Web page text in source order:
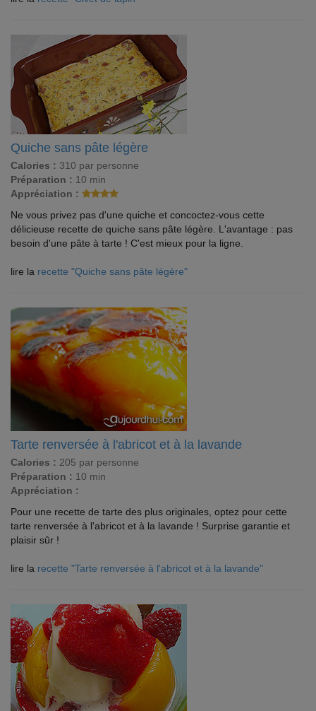
Quiche sans pâte légère
Calories : 310 par personne
Préparation : 10 min
Appréciation :
Ne vous privez pas d'une quiche et concoctez-vous cette
délicieuse recette de quiche sans pâte légère. L'avantage : pas
besoin d'une pâte à tarte ! C'est mieux pour la ligne.
lire la recette "Quiche sans pâte légère"
Tarte renversée à l'abricot et à la lavande
Calories : 205 par personne
Préparation : 10 min
Appréciation :
Pour une recette de tarte des plus originales, optez pour cette
tarte renversée à l'abricot et à la lavande ! Surprise garantie et
plaisir sûr !
lire la recette "Tarte renversée à l'abricot et à la lavande"